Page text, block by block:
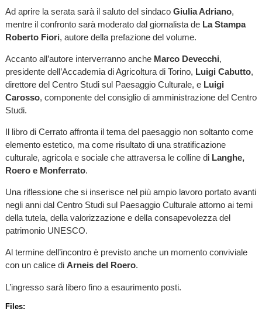
Ad aprire la serata sarà il saluto del sindaco Giulia Adriano,
mentre il confronto sarà moderato dal giornalista de La Stampa
Roberto Fiori, autore della prefazione del volume.
Accanto all’autore interverranno anche Marco Devecchi,
presidente dell’Accademia di Agricoltura di Torino, Luigi Cabutto,
direttore del Centro Studi sul Paesaggio Culturale, e Luigi
Carosso, componente del consiglio di amministrazione del Centro
Studi.
Il libro di Cerrato affronta il tema del paesaggio non soltanto come
elemento estetico, ma come risultato di una stratificazione
culturale, agricola e sociale che attraversa le colline di Langhe,
Roero e Monferrato.
Una riflessione che si inserisce nel più ampio lavoro portato avanti
negli anni dal Centro Studi sul Paesaggio Culturale attorno ai temi
della tutela, della valorizzazione e della consapevolezza del
patrimonio UNESCO.
Al termine dell’incontro è previsto anche un momento conviviale
con un calice di Arneis del Roero.
L’ingresso sarà libero fino a esaurimento posti.
Files: